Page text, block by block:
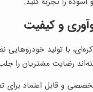
و کیفیت
با تولید خودروهایی
رضایت مشتریان
و قابل اعتماد برای